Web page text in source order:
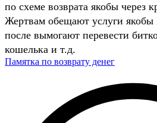
по схеме возврата якобы через
Жертвам обещают услуги
после вымогают перевести
кошелька и т.д.
Памятка по возврату денег